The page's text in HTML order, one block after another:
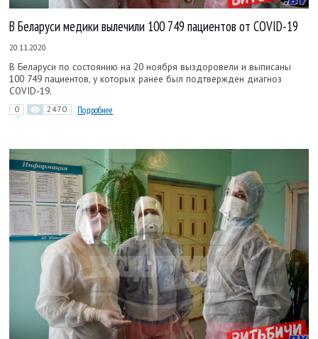
В Беларуси медики вылечили 100 749 пациентов от COVID-19
20.11.2020
В Беларуси по состоянию на 20 ноября выздоровели и выписаны
100 749 пациентов, у которых ранее был подтвержден диагноз
COVID-19.
0 2470 Подробнее